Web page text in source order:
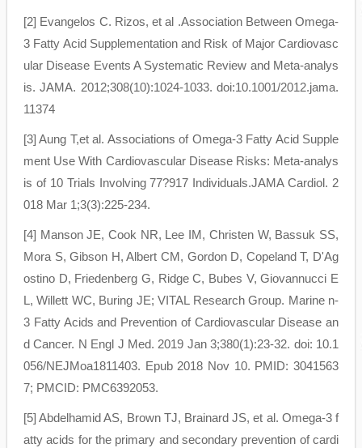
[2] Evangelos C. Rizos, et al .Association Between Omega-
3 Fatty Acid Supplementation and Risk of Major Cardiovasc
ular Disease Events A Systematic Review and Meta-analys
is. JAMA. 2012;308(10):1024-1033. doi:10.1001/2012.jama.
11374
[3] Aung T,et al. Associations of Omega-3 Fatty Acid Supple
ment Use With Cardiovascular Disease Risks: Meta-analys
is of 10 Trials Involving 77?917 Individuals.JAMA Cardiol. 2
018 Mar 1;3(3):225-234.
[4] Manson JE, Cook NR, Lee IM, Christen W, Bassuk SS,
Mora S, Gibson H, Albert CM, Gordon D, Copeland T, D'Ag
ostino D, Friedenberg G, Ridge C, Bubes V, Giovannucci E
L, Willett WC, Buring JE; VITAL Research Group. Marine n-
3 Fatty Acids and Prevention of Cardiovascular Disease an
d Cancer. N Engl J Med. 2019 Jan 3;380(1):23-32. doi: 10.1
056/NEJMoa1811403. Epub 2018 Nov 10. PMID: 3041563
7; PMCID: PMC6392053.
[5] Abdelhamid AS, Brown TJ, Brainard JS, et al. Omega-3 f
atty acids for the primary and secondary prevention of cardi